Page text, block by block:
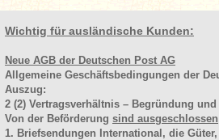
Wichtig für ausländische Kunden:
Neue AGB der Deutschen Post AG
Allgemeine Geschäftsbedingungen der
Auszug:
2 (2) Vertragsverhältnis – Begründung
Von der Beförderung sind ausgeschlossen
1. Briefsendungen International, die